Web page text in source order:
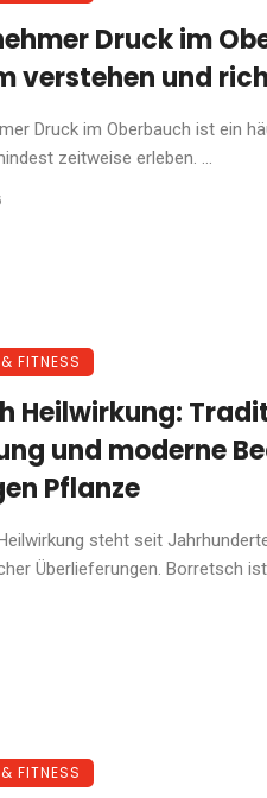
Druck im
verstehen und
Druck im Oberbauch ist ein
zeitweise erleben. ...
FITNESS
Heilwirkung:
und moderne
Pflanze
steht seit
Überlieferungen. Borretsch
FITNESS